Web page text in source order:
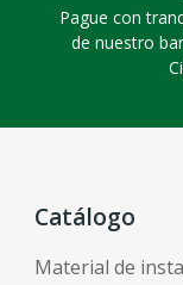
Pague con
de nuestro
Catálogo
Material de